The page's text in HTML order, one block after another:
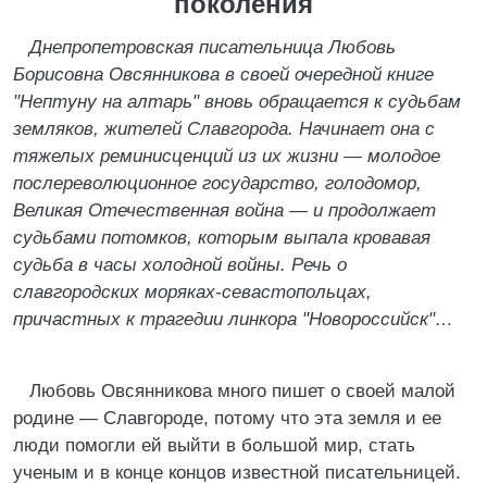
Днепропетровская писательница Любовь
Борисовна Овсянникова в своей очередной книге
"Нептуну на алтарь" вновь обращается к судьбам
земляков, жителей Славгорода. Начинает она с
тяжелых реминисценций из их жизни — молодое
послереволюционное государство, голодомор,
Великая Отечественная война — и продолжает
судьбами потомков, которым выпала кровавая
судьба в часы холодной войны. Речь о
славгородских моряках-севастопольцах,
причастных к трагедии линкора "Новороссийск"…
Любовь Овсянникова много пишет о своей малой
родине — Славгороде, потому что эта земля и ее
люди помогли ей выйти в большой мир, стать
ученым и в конце концов известной писательницей.